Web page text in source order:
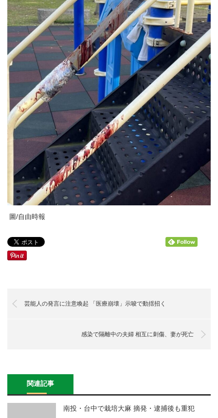
圖/自由時報
芸能人の発言に注意喚起 「医療崩壊」示唆で動揺招く
感染で隔離中の夫婦 相互に刺傷、妻が死亡
関連記事
南投・台中で栽培大麻 摘発・逮捕後も重犯